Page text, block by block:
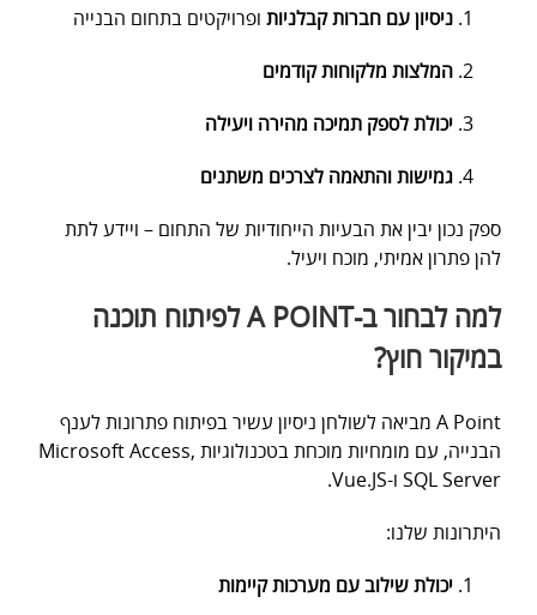
ניסיון עם חברות קבלניות ופרויקטים בתחום הבנייה
המלצות מלקוחות קודמים
יכולת לספק תמיכה מהירה ויעילה
גמישות והתאמה לצרכים משתנים
ספק נכון יבין את הבעיות הייחודיות של התחום – ויידע לתת
להן פתרון אמיתי, מוכח ויעיל.
למה לבחור ב-A POINT לפיתוח תוכנה
במיקור חוץ?
A Point מביאה לשולחן ניסיון עשיר בפיתוח פתרונות לענף
הבנייה, עם מומחיות מוכחת בטכנולוגיות Microsoft Access,
SQL Server ו-Vue.JS.
היתרונות שלנו:
יכולת שילוב עם מערכות קיימות